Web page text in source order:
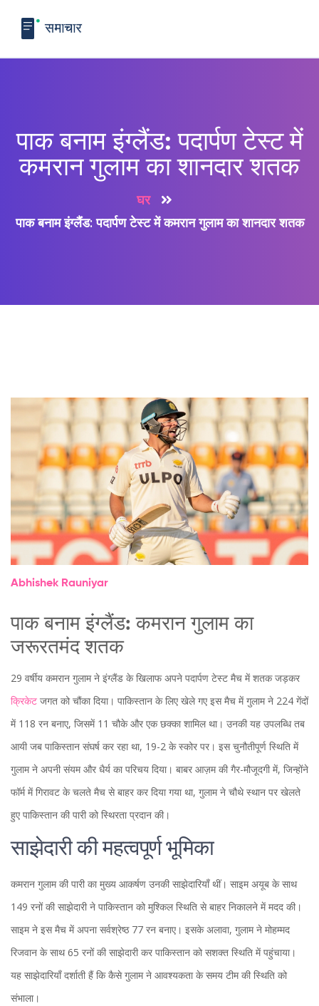
पाक बनाम इंग्लैंड: पदार्पण टेस्ट में
कमरान गुलाम का शानदार शतक
घर
पाक बनाम इंग्लैंड: पदार्पण टेस्ट में कमरान गुलाम का शानदार शतक
Abhishek Rauniyar
पाक बनाम इंग्लैंड: कमरान गुलाम का
जरूरतमंद शतक
29 वर्षीय कमरान गुलाम ने इंग्लैंड के खिलाफ अपने पदार्पण टेस्ट मैच में शतक जड़कर
क्रिकेट जगत को चौंका दिया। पाकिस्तान के लिए खेले गए इस मैच में गुलाम ने 224 गेंदों
में 118 रन बनाए, जिसमें 11 चौके और एक छक्का शामिल था। उनकी यह उपलब्धि तब
आयी जब पाकिस्तान संघर्ष कर रहा था, 19-2 के स्कोर पर। इस चुनौतीपूर्ण स्थिति में
गुलाम ने अपनी संयम और धैर्य का परिचय दिया। बाबर आज़म की गैर-मौजूदगी में, जिन्होंने
फॉर्म में गिरावट के चलते मैच से बाहर कर दिया गया था, गुलाम ने चौथे स्थान पर खेलते
हुए पाकिस्तान की पारी को स्थिरता प्रदान की।
साझेदारी की महत्वपूर्ण भूमिका
कमरान गुलाम की पारी का मुख्य आकर्षण उनकी साझेदारियाँ थीं। साइम अयूब के साथ
149 रनों की साझेदारी ने पाकिस्तान को मुश्किल स्थिति से बाहर निकालने में मदद की।
साइम ने इस मैच में अपना सर्वश्रेष्ठ 77 रन बनाए। इसके अलावा, गुलाम ने मोहम्मद
रिजवान के साथ 65 रनों की साझेदारी कर पाकिस्तान को सशक्त स्थिति में पहुंचाया।
यह साझेदारियाँ दर्शाती हैं कि कैसे गुलाम ने आवश्यकता के समय टीम की स्थिति को
संभाला।